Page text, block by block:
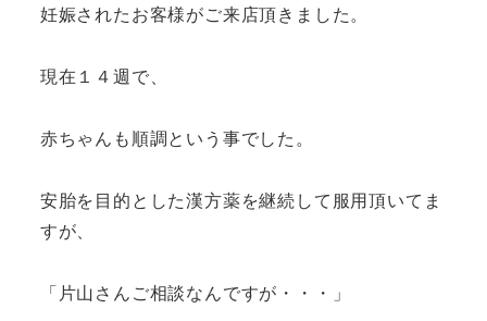
妊娠されたお客様がご来店頂きました。
現在１４週で、
赤ちゃんも順調という事でした。
安胎を目的とした漢方薬を継続して服用頂いてま
すが、
「片山さんご相談なんですが・・・」